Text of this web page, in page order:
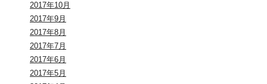
2017年10月
2017年9月
2017年8月
2017年7月
2017年6月
2017年5月